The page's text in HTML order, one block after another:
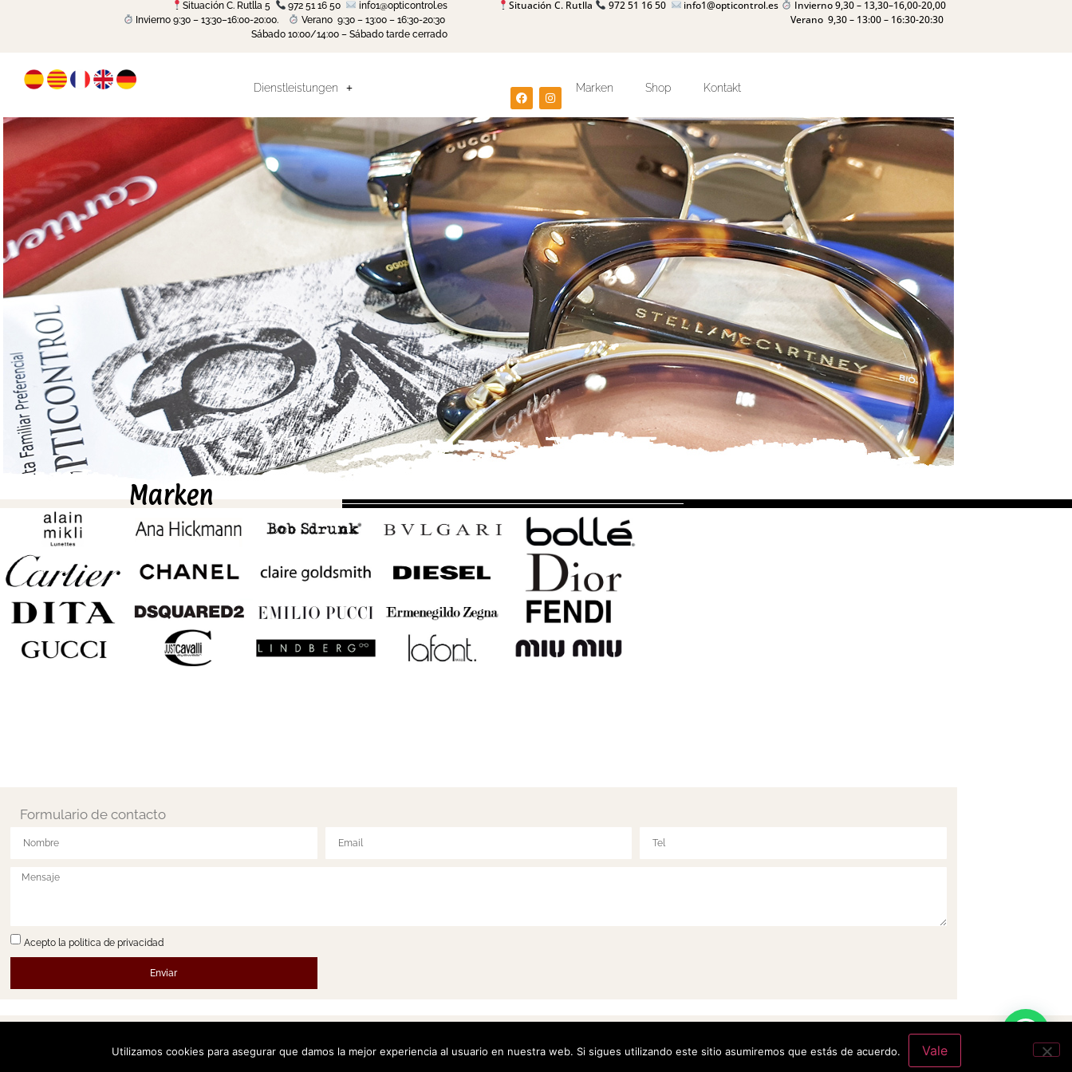
Situación C. Rutlla 5 972 51 16 50
info1@opticontrol.es
Invierno 9:30 – 13:30–16:00-20:00.
Verano 9:30 – 13:00 – 16:30-20:30
Sábado 10:00/14:00 – Sábado tarde cerrado
Situación C. Rutlla 972 51 16 50 info1@opticontrol.es
Invierno 9,30 – 13,30–16,00-20,00
Verano 9,30 – 13:00 – 16:30-20:30
Dienstleistungen Marken Shop Kontakt
Marken
Formulario de contacto
Acepto la politica de privacidad
Enviar
Utilizamos cookies para asegurar que damos la mejor experiencia al usuario en nuestra web. Si sigues utilizando este sitio asumiremos que estás de acuerdo. Vale